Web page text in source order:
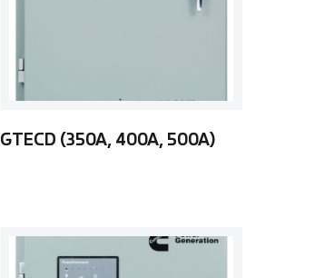
GTECD (350A, 400A, 500A)